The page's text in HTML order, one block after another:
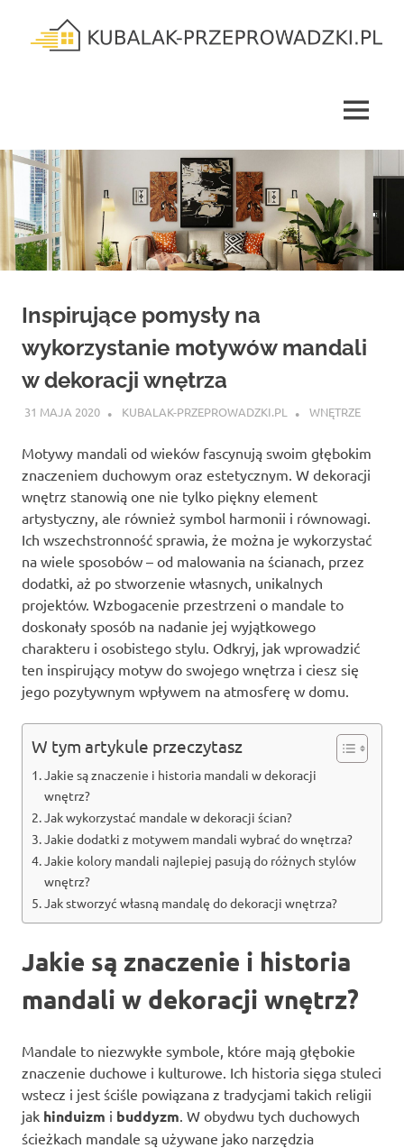
content
MENU
Inspirujące pomysły na
wykorzystanie motywów mandali
w dekoracji wnętrza
31 MAJA 2020 KUBALAK-PRZEPROWADZKI.PL WNĘTRZE
Motywy mandali od wieków fascynują swoim głębokim
znaczeniem duchowym oraz estetycznym. W dekoracji
wnętrz stanowią one nie tylko piękny element
artystyczny, ale również symbol harmonii i równowagi.
Ich wszechstronność sprawia, że można je wykorzystać
na wiele sposobów – od malowania na ścianach, przez
dodatki, aż po stworzenie własnych, unikalnych
projektów. Wzbogacenie przestrzeni o mandale to
doskonały sposób na nadanie jej wyjątkowego
charakteru i osobistego stylu. Odkryj, jak wprowadzić
ten inspirujący motyw do swojego wnętrza i ciesz się
jego pozytywnym wpływem na atmosferę w domu.
W tym artykule przeczytasz
Jakie są znaczenie i historia mandali w dekoracji
wnętrz?
Jak wykorzystać mandale w dekoracji ścian?
Jakie dodatki z motywem mandali wybrać do wnętrza?
Jakie kolory mandali najlepiej pasują do różnych stylów
wnętrz?
Jak stworzyć własną mandalę do dekoracji wnętrza?
Jakie są znaczenie i historia
mandali w dekoracji wnętrz?
Mandale to niezwykłe symbole, które mają głębokie
znaczenie duchowe i kulturowe. Ich historia sięga stuleci
wstecz i jest ściśle powiązana z tradycjami takich religii
jak hinduizm i buddyzm . W obydwu tych duchowych
ścieżkach mandale są używane jako narzędzia